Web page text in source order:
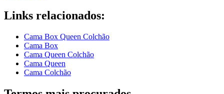
Links relacionados:
Cama Box Queen Colchão
Cama Box
Cama Queen Colchão
Cama Queen
Cama Colchão